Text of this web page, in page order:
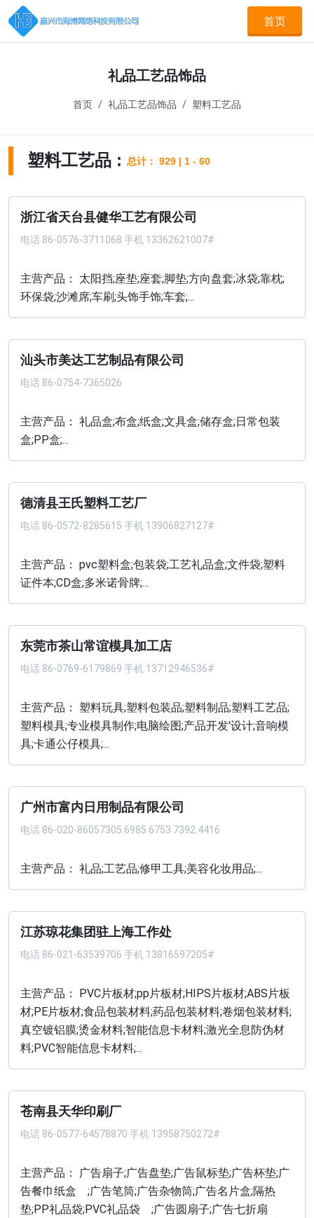
首页
礼品工艺品饰品
首页 礼品工艺品饰品 塑料工艺品
塑料工艺品 : 总计： 929 | 1 - 60
浙江省天台县健华工艺有限公司
电话 86-0576-3711068 手机 13362621007#
主营产品： 太阳挡;座垫;座套;脚垫;方向盘套;冰袋;靠枕;
环保袋;沙滩席;车刷;头饰手饰;车套;...
汕头市美达工艺制品有限公司
电话 86-0754-7365026
主营产品： 礼品盒;布盒;纸盒;文具盒;储存盒;日常包装
盒;PP盒;...
德清县王氏塑料工艺厂
电话 86-0572-8285615 手机 13906827127#
主营产品： pvc塑料盒;包装袋;工艺礼品盒;文件袋;塑料
证件本;CD盒;多米诺骨牌;...
东莞市茶山常谊模具加工店
电话 86-0769-6179869 手机 13712946536#
主营产品： 塑料玩具;塑料包装品;塑料制品;塑料工艺品;
塑料模具;专业模具制作;电脑绘图;产品开发'设计;音响模
具;卡通公仔模具;...
广州市富内日用制品有限公司
电话 86-020-86057305 6985 6753 7392 4416
主营产品： 礼品;工艺品;修甲工具;美容化妆用品;...
江苏琼花集团驻上海工作处
电话 86-021-63539706 手机 13816597205#
主营产品： PVC片板材;pp片板材;HIPS片板材;ABS片板
材;PE片板材;食品包装材料;药品包装材料;卷烟包装材料;
真空镀铝膜;烫金材料;智能信息卡材料;激光全息防伪材
料;PVC智能信息卡材料;...
苍南县天华印刷厂
电话 86-0577-64578870 手机 13958750272#
主营产品： 广告扇子;广告盘垫;广告鼠标垫;广告杯垫;广
告餐巾纸盒 ;广告笔筒;广告杂物筒;广告名片盒;隔热
垫;PP礼品袋;PVC礼品袋 ;广告圆扇子;广告七折扇